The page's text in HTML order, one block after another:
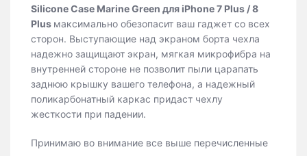
Silicone Case Marine Green для iPhone 7 Plus / 8
Plus максимально обезопасит ваш гаджет со всех
сторон. Выступающие над экраном борта чехла
надежно защищают экран, мягкая микрофибра на
внутренней стороне не позволит пыли царапать
заднюю крышку вашего телефона, а надежный
поликарбонатный каркас придаст чехлу
жесткости при падении.
Принимаю во внимание все выше перечисленные